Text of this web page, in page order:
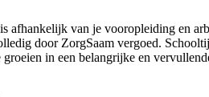
afhankelijk van je vooropleiding en
door ZorgSaam vergoed.
groeien in een belangrijke en